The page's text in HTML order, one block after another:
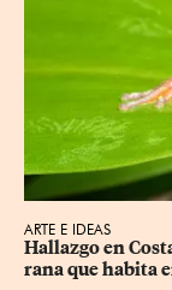
ARTE E IDEAS
Hallazgo en
rana que habita